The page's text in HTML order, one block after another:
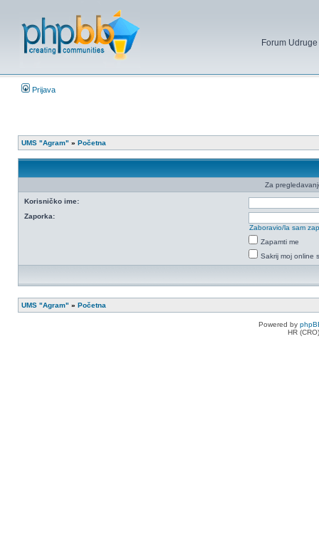
Forum
Prijava
UMS "Agram" » Početna
Za
Korisničko ime:
Zaporka:
Zaboravio/la sam
Zapamti me
Sakrij moj online
UMS "Agram" » Početna
Powered by
HR